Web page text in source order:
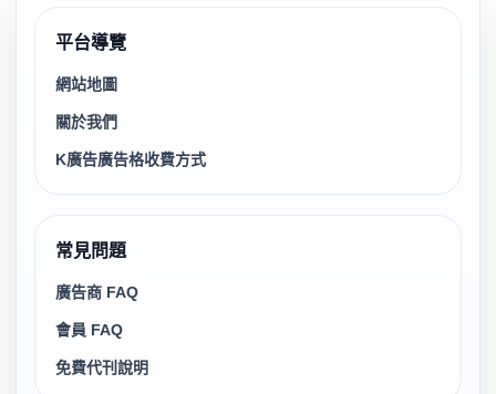
平台導覽
網站地圖
關於我們
K廣告廣告格收費方式
常見問題
廣告商 FAQ
會員 FAQ
免費代刊說明